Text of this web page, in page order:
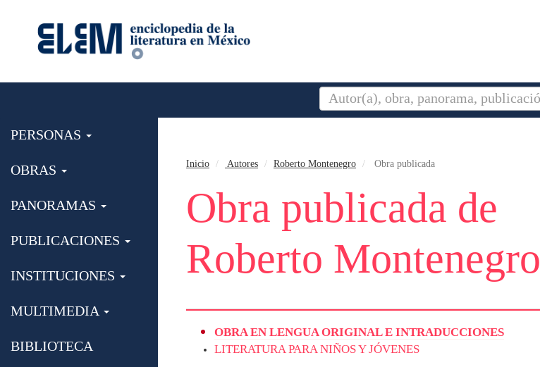
PERSONAS
OBRAS
PANORAMAS
PUBLICACIONES
INSTITUCIONES
MULTIMEDIA
BIBLIOTECA
Inicio Autores Roberto Montenegro Obra publicada
Obra publicada de
Roberto Montenegro
OBRA EN LENGUA ORIGINAL E INTRADUCCIONES
LITERATURA PARA NIÑOS Y JÓVENES